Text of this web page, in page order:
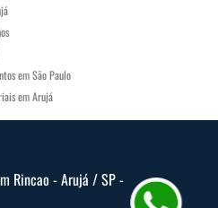
em São Paulo
em Arujá
em Arujá
Rincao - Arujá / SP -